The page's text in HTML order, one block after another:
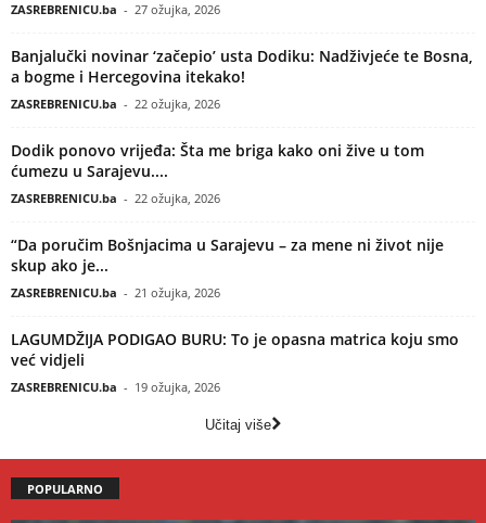
ZASREBRENICU.ba - 27 ožujka, 2026
Banjalučki novinar ‘začepio’ usta Dodiku: Nadživjeće te Bosna,
a bogme i Hercegovina itekako!
ZASREBRENICU.ba - 22 ožujka, 2026
Dodik ponovo vrijeđa: Šta me briga kako oni žive u tom
ćumezu u Sarajevu....
ZASREBRENICU.ba - 22 ožujka, 2026
“Da poručim Bošnjacima u Sarajevu – za mene ni život nije
skup ako je...
ZASREBRENICU.ba - 21 ožujka, 2026
LAGUMDŽIJA PODIGAO BURU: To je opasna matrica koju smo
već vidjeli
ZASREBRENICU.ba - 19 ožujka, 2026
Učitaj više
POPULARNO